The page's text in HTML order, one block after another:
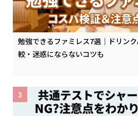
勉強できるファミレス7選｜ドリン
較・迷惑にならないコツも
3